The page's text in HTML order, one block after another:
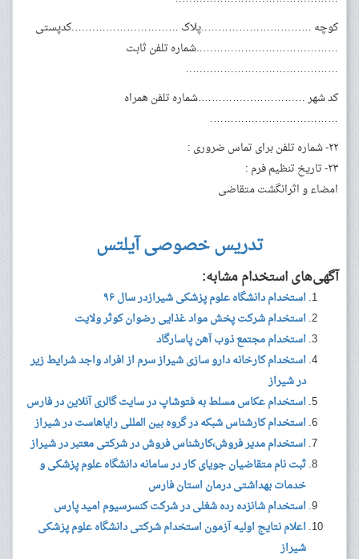
کوچه …………………………..پلاک ………………………….کدپستی
…………………………………..شماره تلفن ثابت
……………………………………..
کد شهر ………………………….شماره تلفن همراه
……………………………….
۲۲- شماره تلفن برای تماس ضروری :
۲۳- تاریخ تنظیم فرم :
امضاء و اثرانگشت متقاضی
تدریس خصوصی آیلتس
آگهی‌های استخدام مشابه:
استخدام دانشگاه علوم پزشکی شیرازدر سال ۹۶
استخدام شرکت پخش مواد غذایی رضوان کوثر ولایت
استخدام مجتمع ذوب آهن پاسارگاد
استخدام کارخانه دارو سازی شیراز سرم از افراد واجد شرایط زیر
در شیراز
استخدام عکاس مسلط به فتوشاپ در سایت گالری آنلاین در فارس
استخدام کارشناس شبکه در گروه بین المللی رایاهاست در شیراز
استخدام مدیر فروش،کارشناس فروش در شرکتی معتبر در شیراز
ثبت نام متقاضیان جویای کار در سامانه دانشگاه علوم پزشکی و
خدمات بهداشتی درمان استان فارس
استخدام شانزده رده شغلی در شرکت کنسرسیوم امید پارس
اعلام نتایج اولیه آزمون استخدام شرکتی دانشگاه علوم پزشکی
شیراز